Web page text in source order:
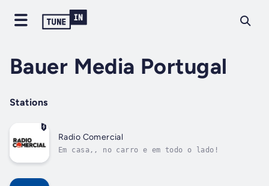
Bauer Media Portugal
Stations
Radio Comercial
Em casa,, no carro e em todo o lado!